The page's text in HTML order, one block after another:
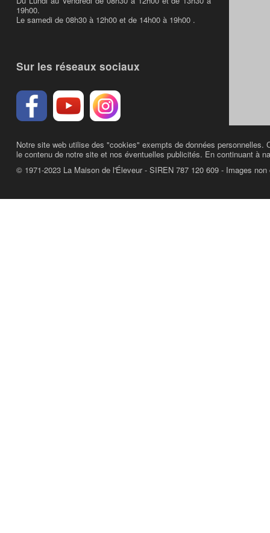
19h00.
Le samedi de 08h30 à 12h00 et de 14h00 à 19h00 .
Sur les réseaux sociaux
Notre site web utilise des "cookies" exempts de données
le contenu de notre site et nos éventuelles publicités. En continuant à
© 1971-2023 La Maison de l'Éleveur - SIREN 787 120 609 - Images